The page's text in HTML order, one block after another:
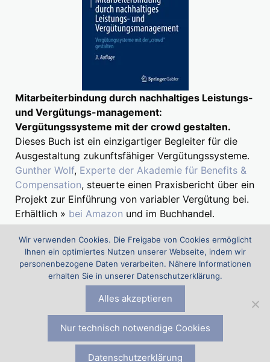
Mitarbeiterbindung durch nachhaltiges Leistungs-
und Vergütungs-management:
Vergütungssysteme mit der crowd gestalten.
Dieses Buch ist ein einzigartiger Begleiter für die
Ausgestaltung zukunftsfähiger Vergütungssysteme.
Gunther Wolf, Experte der Akademie für Benefits &
Compensation, steuerte einen Praxisbericht über ein
Projekt zur Einführung von variabler Vergütung bei.
Erhältlich » bei Amazon und im Buchhandel.
Suchen
nach:
Die Akademie für Benefits & Compensation (ABC) ist ein Projekt
Comp & Ben Spezialisten Eckhard Eyer, Stefan Fritz und
Gunther Wolf|Datenschutz |Impressum| Kontakt zu den
Experten für Compensation & Benefits
Wir verwenden Cookies. Die Freigabe von Cookies ermöglicht
Ihnen ein optimiertes Nutzen unserer Webseite, indem wir
personenbezogene Daten verarbeiten. Nähere Informationen
erhalten Sie in unserer Datenschutzerklärung.
Alles akzeptieren
Nur technisch notwendige Cookies
Datenschutzerklärung